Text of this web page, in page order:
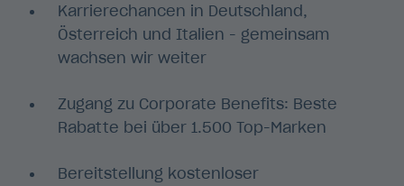
Karrierechancen in Deutschland,
Österreich und Italien - gemeinsam
wachsen wir weiter
Zugang zu Corporate Benefits: Beste
Rabatte bei über 1.500 Top-Marken
Bereitstellung kostenloser